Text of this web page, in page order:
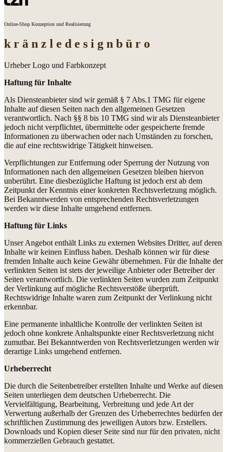
Online-Shop Konzeption und Realisierung
k r ä n z l e d e s i g n b ü r o
Urheber Logo und Farbkonzept
Haftung für Inhalte
Als Diensteanbieter sind wir gemäß § 7 Abs.1 TMG für eigene
Inhalte auf diesen Seiten nach den allgemeinen Gesetzen
verantwortlich. Nach §§ 8 bis 10 TMG sind wir als Diensteanbieter
jedoch nicht verpflichtet, übermittelte oder gespeicherte fremde
Informationen zu überwachen oder nach Umständen zu forschen,
die auf eine rechtswidrige Tätigkeit hinweisen.
Verpflichtungen zur Entfernung oder Sperrung der Nutzung von
Informationen nach den allgemeinen Gesetzen bleiben hiervon
unberührt. Eine diesbezügliche Haftung ist jedoch erst ab dem
Zeitpunkt der Kenntnis einer konkreten Rechtsverletzung möglich.
Bei Bekanntwerden von entsprechenden Rechtsverletzungen
werden wir diese Inhalte umgehend entfernen.
Haftung für Links
Unser Angebot enthält Links zu externen Websites Dritter, auf deren
Inhalte wir keinen Einfluss haben. Deshalb können wir für diese
fremden Inhalte auch keine Gewähr übernehmen. Für die Inhalte der
verlinkten Seiten ist stets der jeweilige Anbieter oder Betreiber der
Seiten verantwortlich. Die verlinkten Seiten wurden zum Zeitpunkt
der Verlinkung auf mögliche Rechtsverstöße überprüft.
Rechtswidrige Inhalte waren zum Zeitpunkt der Verlinkung nicht
erkennbar.
Eine permanente inhaltliche Kontrolle der verlinkten Seiten ist
jedoch ohne konkrete Anhaltspunkte einer Rechtsverletzung nicht
zumutbar. Bei Bekanntwerden von Rechtsverletzungen werden wir
derartige Links umgehend entfernen.
Urheberrecht
Die durch die Seitenbetreiber erstellten Inhalte und Werke auf diesen
Seiten unterliegen dem deutschen Urheberrecht. Die
Vervielfältigung, Bearbeitung, Verbreitung und jede Art der
Verwertung außerhalb der Grenzen des Urheberrechtes bedürfen der
schriftlichen Zustimmung des jeweiligen Autors bzw. Erstellers.
Downloads und Kopien dieser Seite sind nur für den privaten, nicht
kommerziellen Gebrauch gestattet.